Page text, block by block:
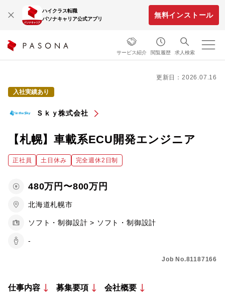
ハイクラス転職
パソナキャリア公式アプリ
無料インストール
サービス紹介 閲覧履歴 求人検索
更新日：2026.07.16
入社実績あり
Ｓｋｙ株式会社
【札幌】車載系ECU開発エンジニア
正社員 土日休み 完全週休2日制
480万円〜800万円
北海道札幌市
ソフト・制御設計 > ソフト・制御設計
-
Job No.81187166
仕事内容 募集要項 会社概要